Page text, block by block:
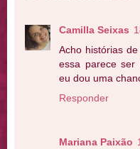
Camilla Seixas
Acho histórias
essa parece ser
eu dou uma
Responder
Mariana Paixão